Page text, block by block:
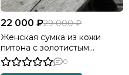
22 000 ₽29 000 ₽
Женская сумка из кожи
питона с золотистым
градиентом BG-511
0